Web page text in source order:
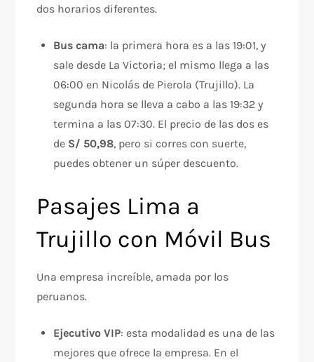
dos horarios diferentes.
Bus cama: la primera hora es a las 19:01, y
sale desde La Victoria; el mismo llega a las
06:00 en Nicolás de Pierola (Trujillo). La
segunda hora se lleva a cabo a las 19:32 y
termina a las 07:30. El precio de las dos es
de S/ 50,98, pero si corres con suerte,
puedes obtener un súper descuento.
Pasajes Lima a
Trujillo con Móvil Bus
Una empresa increíble, amada por los
peruanos.
Ejecutivo VIP: esta modalidad es una de las
mejores que ofrece la empresa. En el